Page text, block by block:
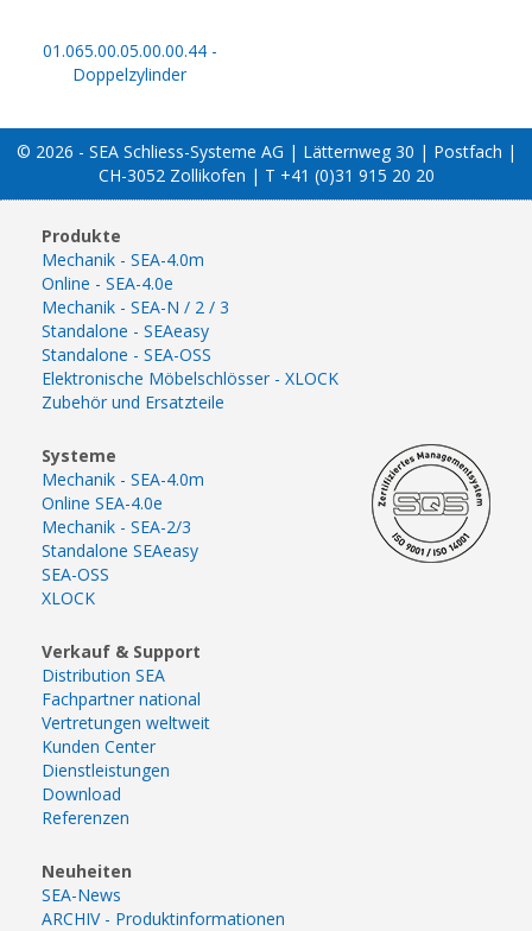
01.065.00.05.00.00.44 -
Doppelzylinder
© 2026 - SEA Schliess-Systeme AG | Lätternweg 30 | Postfach |
CH-3052 Zollikofen | T +41 (0)31 915 20 20
Produkte
Mechanik - SEA-4.0m
Online - SEA-4.0e
Mechanik - SEA-N / 2 / 3
Standalone - SEAeasy
Standalone - SEA-OSS
Elektronische Möbelschlösser - XLOCK
Zubehör und Ersatzteile
Systeme
Mechanik - SEA-4.0m
Online SEA-4.0e
Mechanik - SEA-2/3
Standalone SEAeasy
SEA-OSS
XLOCK
Verkauf & Support
Distribution SEA
Fachpartner national
Vertretungen weltweit
Kunden Center
Dienstleistungen
Download
Referenzen
Neuheiten
SEA-News
ARCHIV - Produktinformationen